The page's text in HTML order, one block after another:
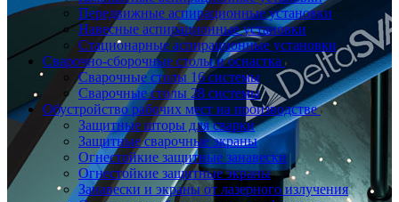
Передвижные аспирационные установки
Навесные аспирационные установки
Стационарные аспирационные установки
Сварочно-сборочные столы и оснастка
Сварочные столы 16 системы
Сварочные столы 28 системы
Обустройство рабочих мест на производстве
Защитные шторы для сварки
Защитные сварочные экраны
Огнестойкие защитные занавески
Огнестойкие защитные экраны
Занавески и экраны от лазерного излучения